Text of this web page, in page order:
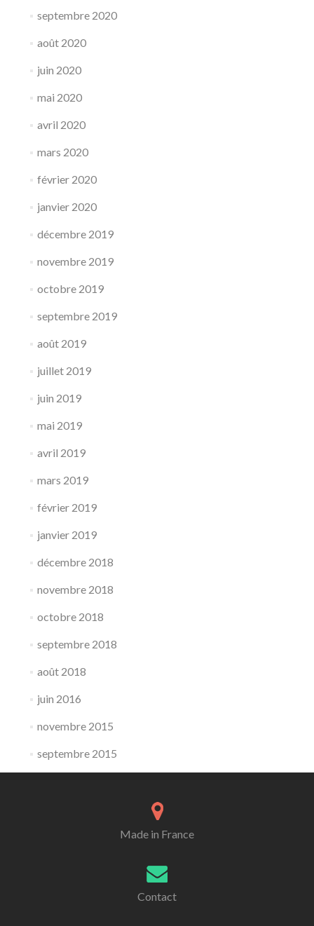
septembre 2020
août 2020
juin 2020
mai 2020
avril 2020
mars 2020
février 2020
janvier 2020
décembre 2019
novembre 2019
octobre 2019
septembre 2019
août 2019
juillet 2019
juin 2019
mai 2019
avril 2019
mars 2019
février 2019
janvier 2019
décembre 2018
novembre 2018
octobre 2018
septembre 2018
août 2018
juin 2016
novembre 2015
septembre 2015
Made in France
Contact